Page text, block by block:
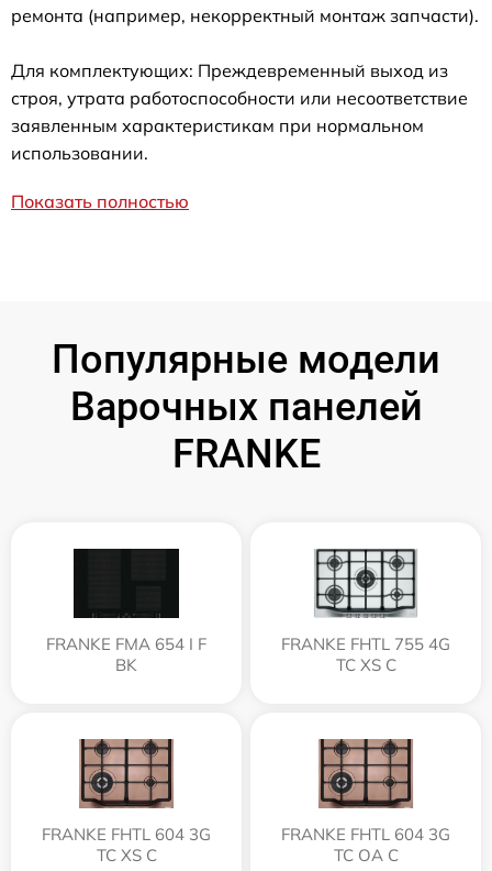
ремонта (например, некорректный монтаж запчасти).
Для комплектующих: Преждевременный выход из
строя, утрата работоспособности или несоответствие
заявленным характеристикам при нормальном
использовании.
Показать полностью
Популярные модели
Варочных панелей
FRANKE
FRANKE FMA 654 I F
BK
FRANKE FHTL 755 4G
TC XS C
FRANKE FHTL 604 3G
TC XS C
FRANKE FHTL 604 3G
TC OA C